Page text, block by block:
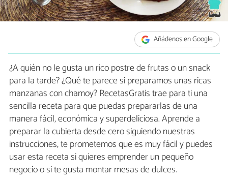
Añádenos en Google
¿A quién no le gusta un rico postre de frutas o un snack
para la tarde? ¿Qué te parece si preparamos unas ricas
manzanas con chamoy? RecetasGratis trae para ti una
sencilla receta para que puedas prepararlas de una
manera fácil, económica y superdeliciosa. Aprende a
preparar la cubierta desde cero siguiendo nuestras
instrucciones, te prometemos que es muy fácil y puedes
usar esta receta si quieres emprender un pequeño
negocio o si te gusta montar mesas de dulces.